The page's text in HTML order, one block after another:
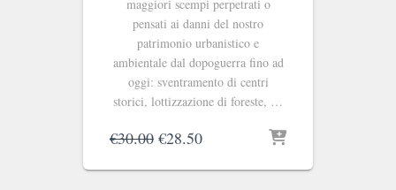
maggiori scempi perpetrati o
pensati ai danni del nostro
patrimonio urbanistico e
ambientale dal dopoguerra fino ad
oggi: sventramento di centri
storici, lottizzazione di foreste, …
€30.00 Il
originale
€28.50Il
attuale